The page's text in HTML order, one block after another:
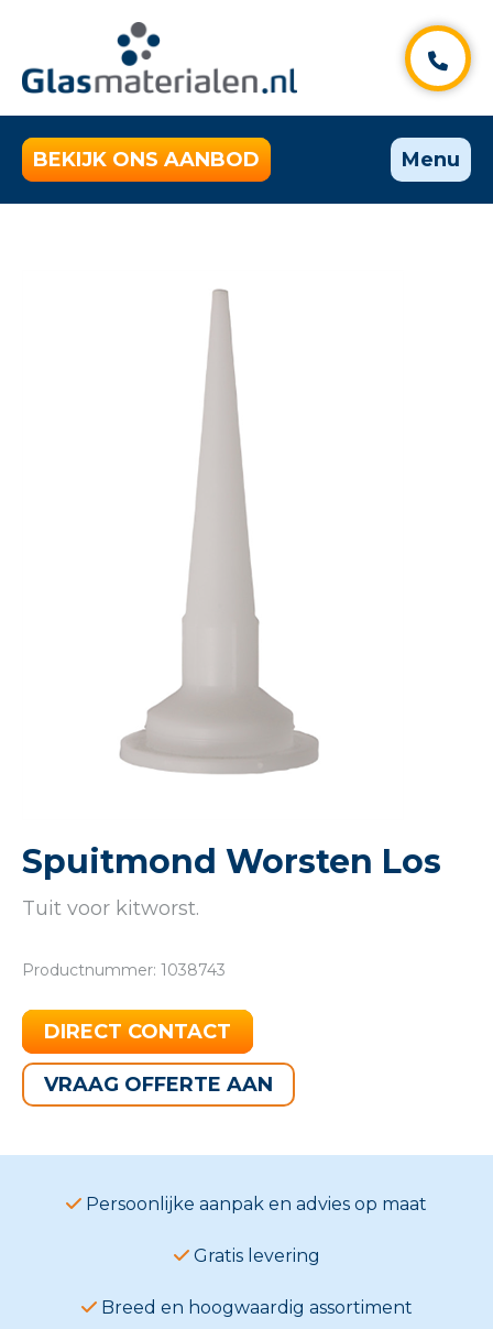
BEKIJK ONS AANBOD Menu
Spuitmond Worsten Los
Tuit voor kitworst.
Productnummer: 1038743
DIRECT CONTACT
VRAAG OFFERTE AAN
Persoonlijke aanpak en advies op maat
Gratis levering
Breed en hoogwaardig assortiment